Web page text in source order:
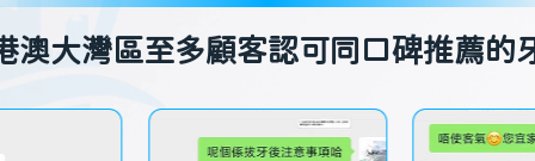
澳大灣區至多顧客認可同口碑推薦的